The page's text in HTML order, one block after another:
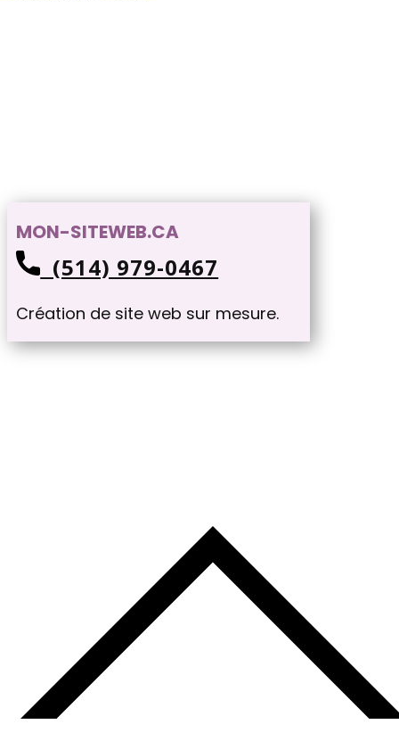
MON-SITEWEB.CA
(514) 979-0467
Création de site web sur mesure.